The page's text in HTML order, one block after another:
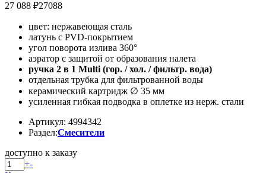
27 088 ₽27088
цвет: нержавеющая сталь
латунь с PVD-покрытием
угол поворота излива 360°
аэратор с защитой от образования налета
ручка 2 в 1 Multi (гор. / хол. / фильтр. вода)
отдельная трубка для фильтрованной воды
керамический картридж ∅ 35 мм
усиленная гибкая подводка в оплетке из нерж. стали
Артикул: 4994342
Раздел:Смесители
доступно к заказу
+-